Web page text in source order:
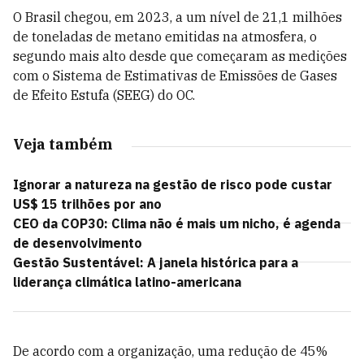
O Brasil chegou, em 2023, a um nível de 21,1 milhões
de toneladas de metano emitidas na atmosfera, o
segundo mais alto desde que começaram as medições
com o Sistema de Estimativas de Emissões de Gases
de Efeito Estufa (SEEG) do OC.
Veja também
Ignorar a natureza na gestão de risco pode custar
US$ 15 trilhões por ano
CEO da COP30: Clima não é mais um nicho, é agenda
de desenvolvimento
Gestão Sustentável: A janela histórica para a
liderança climática latino-americana
De acordo com a organização, uma redução de 45%